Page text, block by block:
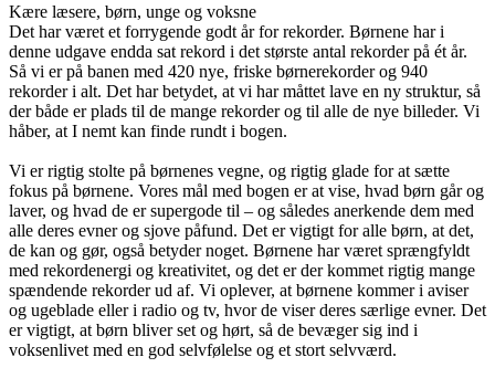
Kære læsere, børn, unge og voksne
Det har været et forrygende godt år for rekorder. Børnene har i
denne udgave endda sat rekord i det største antal rekorder på ét år.
Så vi er på banen med 420 nye, friske børnerekorder og 940
rekorder i alt. Det har betydet, at vi har måttet lave en ny struktur, så
der både er plads til de mange rekorder og til alle de nye billeder. Vi
håber, at I nemt kan finde rundt i bogen.
Vi er rigtig stolte på børnenes vegne, og rigtig glade for at sætte
fokus på børnene. Vores mål med bogen er at vise, hvad børn går og
laver, og hvad de er supergode til – og således anerkende dem med
alle deres evner og sjove påfund. Det er vigtigt for alle børn, at det,
de kan og gør, også betyder noget. Børnene har været sprængfyldt
med rekordenergi og kreativitet, og det er der kommet rigtig mange
spændende rekorder ud af. Vi oplever, at børnene kommer i aviser
og ugeblade eller i radio og tv, hvor de viser deres særlige evner. Det
er vigtigt, at børn bliver set og hørt, så de bevæger sig ind i
voksenlivet med en god selvfølelse og et stort selvværd.